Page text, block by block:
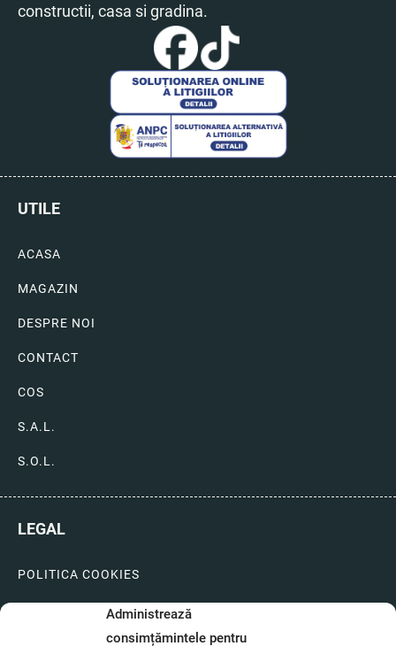
Administrează
consimțămintele pentru
constructii, casa si gradina.
UTILE
ACASA
MAGAZIN
DESPRE NOI
CONTACT
COS
S.A.L.
S.O.L.
LEGAL
POLITICA COOKIES
LIVRARI SI PLATI
GARANTIE SI SERVICE